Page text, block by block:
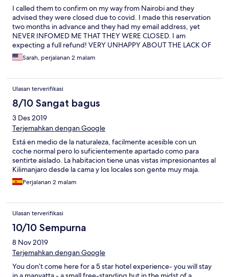
I called them to confirm on my way from Nairobi and they
advised they were closed due to covid. I made this reservation
two months in advance and they had my email address, yet
NEVER INFOMED ME THAT THEY WERE CLOSED. I am
expecting a full refund! VERY UNHAPPY ABOUT THE LACK OF
COMMUNICATION
Sarah, perjalanan 2 malam
Ulasan terverifikasi
8/10 Sangat bagus
3 Des 2019
Terjemahkan dengan Google
Está en medio de la naturaleza, facilmente acesible con un
coche normal pero lo suficientemente apartado como para
sentirte aislado. La habitacion tiene unas vistas impresionantes al
Kilimanjaro desde la cama y los locales son gente muy maja.
Perjalanan 2 malam
Ulasan terverifikasi
10/10 Sempurna
8 Nov 2019
Terjemahkan dengan Google
You don’t come here for a 5 star hotel experience- you will stay